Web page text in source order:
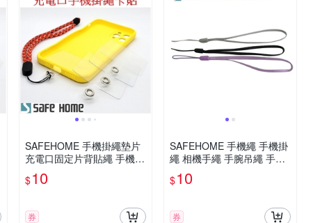
SAFEHOME 手機掛繩墊片
充電口固定片背貼繩 手機殼
貼片夾 TPU防丟連接片掛鏈
僅0.3mm 厚 CPA042
$10
券
SAFEHOME 手機繩 手機掛
繩 相機手繩 手腕吊繩 手電
筒 短掛繩 MP3 MP4 移動電
源 用掛繩 13公分長 CPA01
$10
券